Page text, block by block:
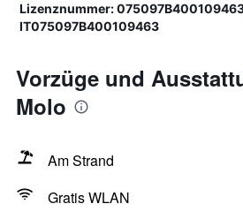
Lizenznummer:
IT075097B400109463
Vorzüge und
Molo
Am Strand
Gratis WLAN